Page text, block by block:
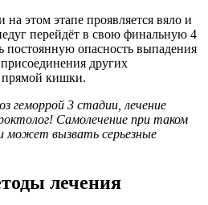
на этом этапе проявляется вяло и
перейдёт в свою финальную 4
постоянную опасность выпадения
других
прямой кишки.
геморрой 3 стадии, лечение
Самолечение при таком
может вызвать серьезные
лечения